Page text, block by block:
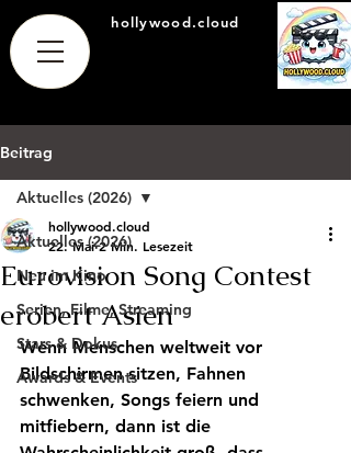
hollywood.cloud
Beitrag
Aktuelles (2026)
Neu im Kino
Serien, Filme, Streaming
Stars & Dokus
Awards & Events
Aktuelles (2026)
Eurovision Song Contest
erobert Asien
hollywood.cloud
22. Mai 2 Min. Lesezeit
Wenn Menschen weltweit vor
Bildschirmen sitzen, Fahnen
schwenken, Songs feiern und
mitfiebern, dann ist die